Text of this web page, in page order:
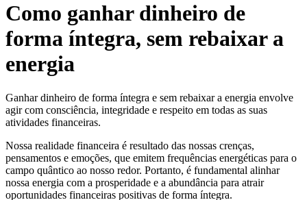
Como ganhar dinheiro de
forma íntegra, sem rebaixar a
energia
Ganhar dinheiro de forma íntegra e sem rebaixar a energia envolve
agir com consciência, integridade e respeito em todas as suas
atividades financeiras.
Nossa realidade financeira é resultado das nossas crenças,
pensamentos e emoções, que emitem frequências energéticas para o
campo quântico ao nosso redor. Portanto, é fundamental alinhar
nossa energia com a prosperidade e a abundância para atrair
oportunidades financeiras positivas de forma íntegra.